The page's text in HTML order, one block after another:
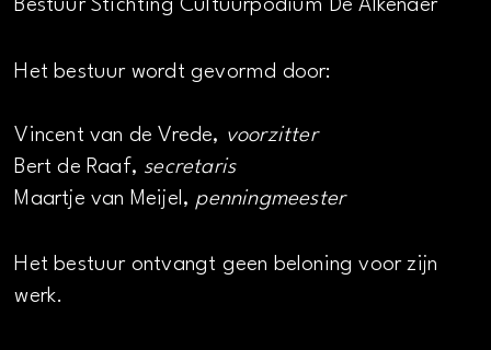
Bestuur Stichting Cultuurpodium De Alkenaer
Het bestuur wordt gevormd door:
Vincent van de Vrede, voorzitter
Bert de Raaf, secretaris
Maartje van Meijel, penningmeester
Het bestuur ontvangt geen beloning voor zijn
werk.